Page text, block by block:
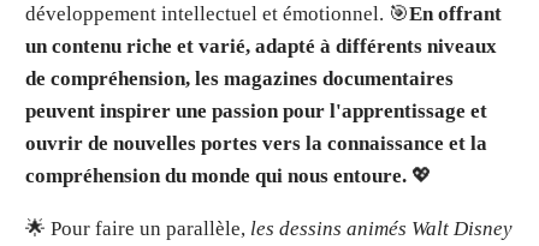
développement intellectuel et émotionnel. 🎯En offrant
un contenu riche et varié, adapté à différents niveaux
de compréhension, les magazines documentaires
peuvent inspirer une passion pour l'apprentissage et
ouvrir de nouvelles portes vers la connaissance et la
compréhension du monde qui nous entoure. 💖
🌟 Pour faire un parallèle, les dessins animés Walt Disney